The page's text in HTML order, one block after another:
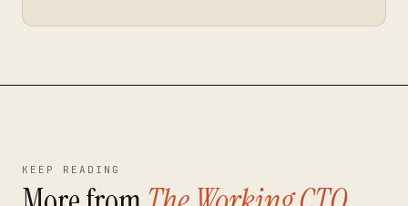
KEEP READING